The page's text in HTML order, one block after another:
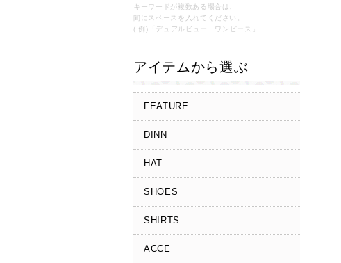
キーワードが複数ある場合は、
間にスペースを入れてください。
( 例)「デュアルビュー ワンピース」
アイテムから選ぶ
FEATURE
DINN
HAT
SHOES
SHIRTS
ACCE